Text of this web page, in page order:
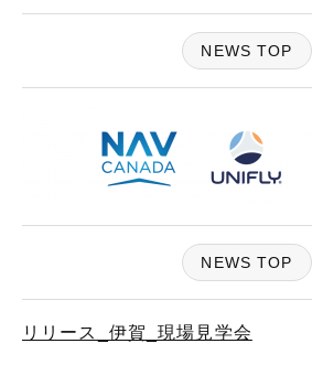
NEWS TOP
NEWS TOP
リリース_伊賀_現場見学会